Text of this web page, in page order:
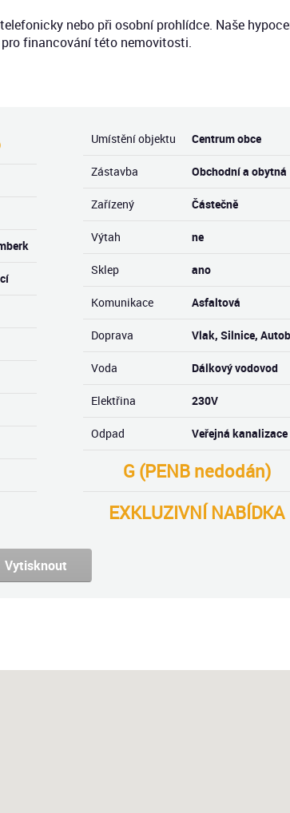
nebo při osobní prohlídce. Naše
financování této nemovitosti.
Umístění objektu Centrum obce
Zástavba Obchodní a obytná
Zařízený Částečně
Výtah ne
Sklep ano
Komunikace Asfaltová
Doprava Vlak, Silnice,
Voda Dálkový vodovod
Elektřina 230V
Odpad Veřejná kanalizace
G (PENB nedodán)
EXKLUZIVNÍ NABÍDKA
Vytisknout